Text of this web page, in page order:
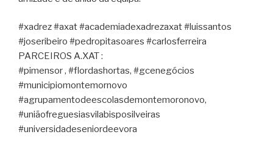
#xadrez #axat #academiadexadrezaxat #luissantos
#joseribeiro #pedropitasoares #carlosferreira
PARCEIROS A.XAT :
#pimensor , #flordashortas, #gcenegócios
#municipiomontemornovo
#agrupamentodeescolasdemontemoronovo,
#uniãofreguesiasvilabisposilveiras
#universidadeseniordeevora